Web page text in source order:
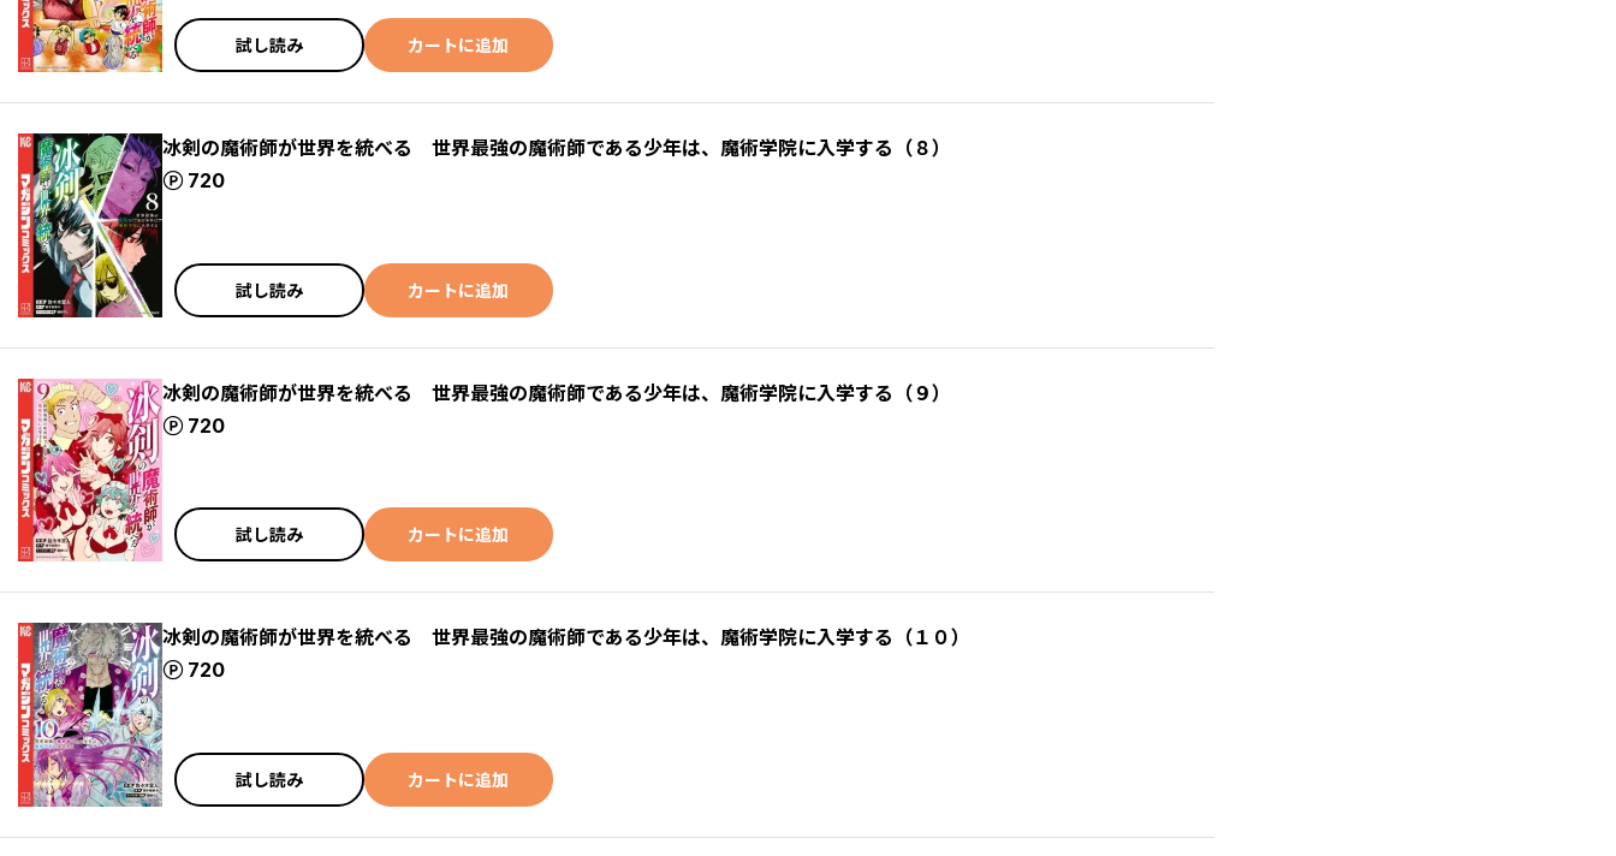
試し読み カートに追加
冰剣の魔術師が世界を統べる 世界最強の魔術師である少年は、魔術学院に入学する（８）
720
ポイント
試し読み カートに追加
冰剣の魔術師が世界を統べる 世界最強の魔術師である少年は、魔術学院に入学する（９）
720
ポイント
試し読み カートに追加
冰剣の魔術師が世界を統べる 世界最強の魔術師である少年は、魔術学院に入学する（１０）
720
ポイント
試し読み カートに追加